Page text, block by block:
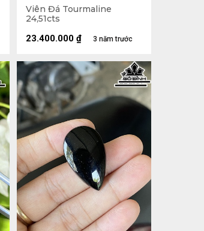
Viên Đá Tourmaline
24,51cts
3 năm trước
23.400.000 ₫